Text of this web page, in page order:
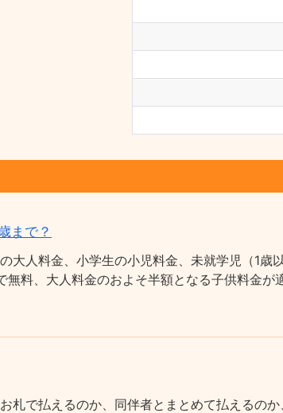
まで？
大人料金、小学生の小児料金、未就学児（1歳
無料、大人料金のおよそ半額となる子供料金
札で払えるのか、同伴者とまとめて払えるの